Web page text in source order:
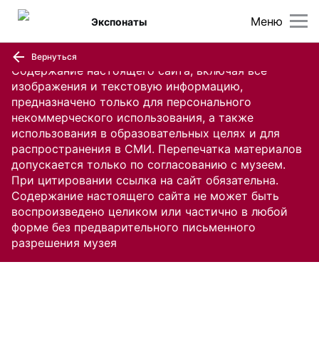
Содержание настоящего сайта, включая все
изображения и текстовую информацию,
предназначено только для персонального
некоммерческого использования, а также
использования в образовательных целях и для
распространения в СМИ. Перепечатка материалов
допускается только по согласованию с музеем.
При цитировании ссылка на сайт обязательна.
Содержание настоящего сайта не может быть
воспроизведено целиком или частично в любой
форме без предварительного письменного
разрешения музея
Меню
Экспонаты
Вернуться